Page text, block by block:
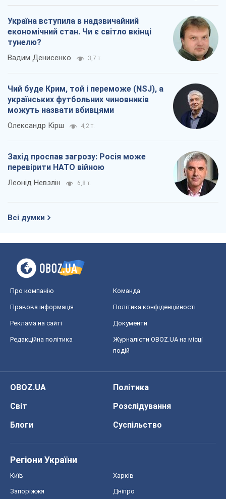
Україна вступила в надзвичайний
економічний стан. Чи є світло вкінці
тунелю?
Вадим Денисенко 3,7 т.
Чий буде Крим, той і переможе (NSJ), а
українських футбольних чиновників
можуть назвати вбивцями
Олександр Кірш 4,2 т.
Захід проспав загрозу: Росія може
перевірити НАТО війною
Леонід Невзлін 6,8 т.
Всі думки
Про компанію Команда
Правова інформація Політика конфіденційності
Реклама на сайті Документи
Редакційна політика
Журналісти OBOZ.UA на місці
подій
OBOZ.UA
Політика
Світ
Розслідування
Блоги
Суспільство
Регіони України
Київ Харків
Запоріжжя Дніпро